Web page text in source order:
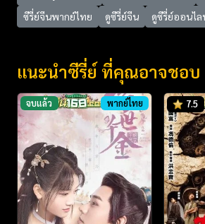
ซีรี่ย์จีนพากย์ไทย
ดูซีรี่ย์จีน ดูซีรี่ย์ออนไล
แนะนำซีรี่ย์ ที่คุณอาจชอบ
จบแล้ว พากย์ไทย 7.5